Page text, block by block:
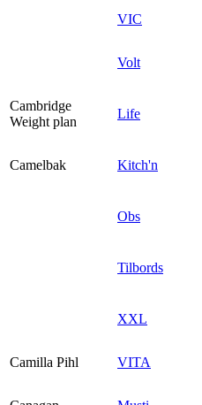
VIC
Volt
Cambridge
Weight plan
Life
Camelbak Kitch'n
Obs
Tilbords
XXL
Camilla Pihl
VITA